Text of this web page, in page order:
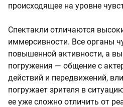
происходящее на уровне
Спектакли отличаются
иммерсивности. Все органы
повышенной активности, а
погружения — общение с
действий и передвижений,
погружает зрителя в
ее уже сложно отличить от